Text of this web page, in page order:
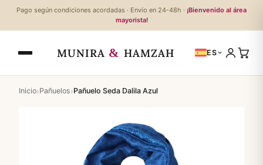
Pago según condiciones acordadas · Envío en 24-48h · ¡Bienvenido al área
mayorista!
MUNIRA & HAMZAH ES
Inicio›Pañuelos›Pañuelo Seda Dalila Azul